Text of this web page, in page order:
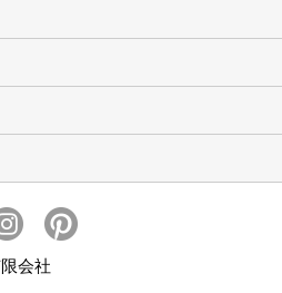
ポート
ト
ト一覧
ーメンテナンスについて (3)
会社